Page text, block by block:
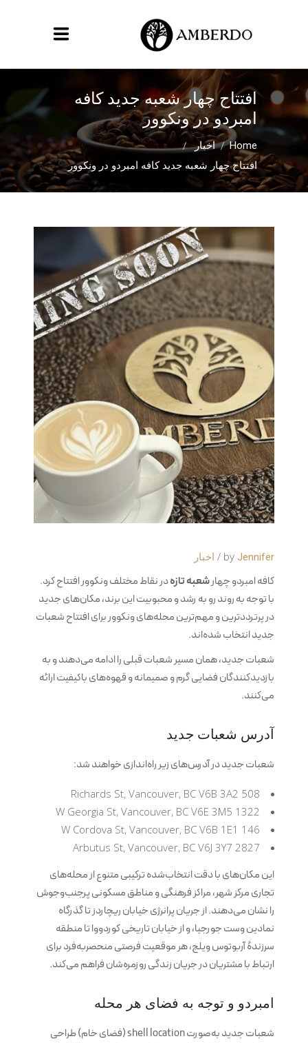
افتتاح چهار شعبه جدید کافه
امبردو در ونکوور
Home
/اخبار /
افتتاح چهار شعبه جدید کافه امبردو در ونکوور
by Jennifer اخبار
کافه امبردو چهارشعبه تازهدر نقاط مختلف ونکوور افتتاح کرد.
با توجه به روند رو به رشد و محبوبیت این برند، مکان‌های جدید
در پرترددترین و مهم‌ترین محله‌های ونکوور برای افتتاح شعبات
جدید انتخاب شده‌اند.
شعبات جدید، همان مسیر شعبات قبلی را ادامه می‌دهند و به
بازدیدکنندگان فضایی گرم و صمیمانه و قهوه‌های باکیفیت ارائه
می‌کنند.
آدرس شعبات جدید
شعبات جدید در آدرس‌های زیر راه‌اندازی خواهند شد:
508 Richards St, Vancouver, BC V6B 3A2
1322 W Georgia St, Vancouver, BC V6E 3M5
146 W Cordova St, Vancouver, BC V6B 1E1
2827 Arbutus St, Vancouver, BC V6J 3Y7
این مکان‌های با دقت انتخاب‌شده ترکیبی متنوع از محله‌های
تجاری مرکز شهر، مراکز فرهنگی و مناطق مسکونی پرجنب‌وجوش
را نشان می‌دهند. از جریان پرانرژی خیابان ریچاردز تا گذرگاه
نمادین وست جورجیا، و از خیابان تاریخی کوردووا تا منطقه
سرزندهٔ آربوتوس ویلج، هر موقعیت فرصتی منحصربه‌فرد برای
ارتباط با مشتریان در جریان زندگی روزمره‌شان فراهم می‌کند.
امبردو و توجه به فضای هر محله
شعبات جدید به‌صورت shell location (فضای خام) طراحی